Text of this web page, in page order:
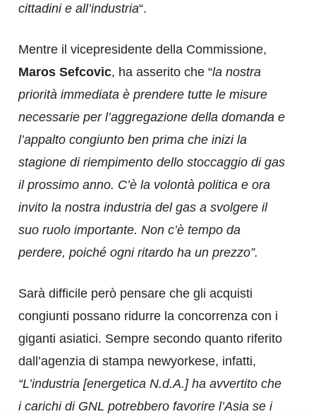
cittadini e all’industria“.
Mentre il vicepresidente della Commissione,
Maros Sefcovic, ha asserito che “la nostra
priorità immediata è prendere tutte le misure
necessarie per l’aggregazione della domanda e
l’appalto congiunto ben prima che inizi la
stagione di riempimento dello stoccaggio di gas
il prossimo anno. C’è la volontà politica e ora
invito la nostra industria del gas a svolgere il
suo ruolo importante. Non c’è tempo da
perdere, poiché ogni ritardo ha un prezzo”.
Sarà difficile però pensare che gli acquisti
congiunti possano ridurre la concorrenza con i
giganti asiatici. Sempre secondo quanto riferito
dall’agenzia di stampa newyorkese, infatti,
“L’industria [energetica N.d.A.] ha avvertito che
i carichi di GNL potrebbero favorire l’Asia se i